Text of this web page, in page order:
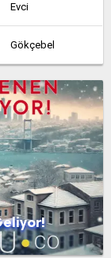
Evci
Gökçebel
İskilip
Mecitözü
Ovacıksuyu
Abdullah
Agcakoyun